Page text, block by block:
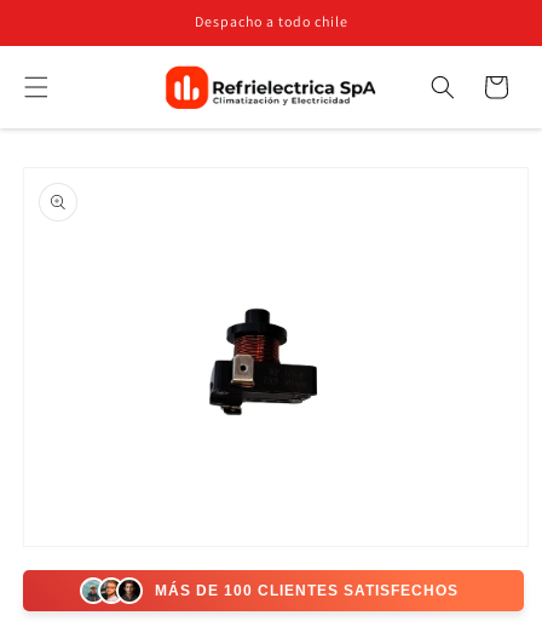
al contenido
Despacho a todo chile
Búsqueda Carrito
a la
información
elemento
multimedia
1
MÁS DE 100 CLIENTES SATISFECHOS